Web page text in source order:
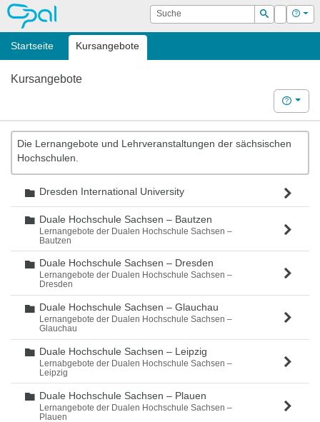
OPAL Suche
Suchen
Login Hilfe
Startseite Kursangebote
Kursangebote
Hilfe
Die Lernangebote und Lehrveranstaltungen der sächsischen
Hochschulen.
Ordner
Dresden International University
Ordner
Duale Hochschule Sachsen – Bautzen
Lernangebote der Dualen Hochschule Sachsen –
Bautzen
Ordner
Duale Hochschule Sachsen – Dresden
Lernangebote der Dualen Hochschule Sachsen –
Dresden
Ordner
Duale Hochschule Sachsen – Glauchau
Lernangebote der Dualen Hochschule Sachsen –
Glauchau
Ordner
Duale Hochschule Sachsen – Leipzig
Lernabgebote der Dualen Hochschule Sachsen –
Leipzig
Ordner
Duale Hochschule Sachsen – Plauen
Lernangebote der Dualen Hochschule Sachsen –
Plauen